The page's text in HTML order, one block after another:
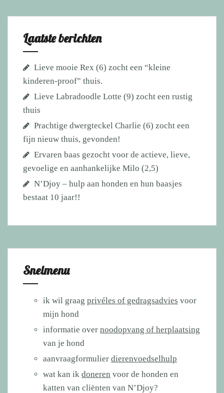
Laatste berichten
Lieve mooie Rex (6) zocht een “kleine
kinderen-proof” thuis.
Lieve Labradoodle Lotte (9) zocht een rustig
thuis
Prachtige dwergteckel Charlie (6) zocht een
fijn nieuw thuis, gevonden!
Ervaren baas gezocht voor de actieve, lieve,
gevoelige en aanhankelijke Milo (2,5)
N’Djoy – hulp aan honden en hun baasjes
bestaat 10 jaar!!
Snelmenu
ik wil graag privéles of gedragsadvies voor
mijn hond
informatie over noodopvang of herplaatsing
van je hond
aanvraagformulier dierenvoedselhulp
wat kan ik doneren voor de honden en
katten van cliënten van N’Djoy?